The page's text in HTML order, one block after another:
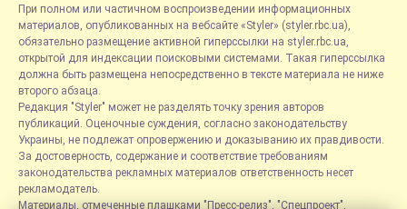
При полном или частичном воспроизведении информационных
материалов, опубликованных на вебсайте «Styler» (styler.rbc.ua),
обязательно размещение активной гиперссылки на styler.rbc.ua,
открытой для индексации поисковыми системами. Такая гиперссылка
должна быть размещена непосредственно в тексте материала не ниже
второго абзаца.
Редакция "Styler" может не разделять точку зрения авторов
публикаций. Оценочные суждения, согласно законодательству
Украины, не подлежат опровержению и доказыванию их правдивости.
За достоверность, содержание и соответствие требованиям
законодательства рекламных материалов ответственность несет
рекламодатель.
Материалы, отмеченные плашками "Пресс-релиз", "Спецпроект",